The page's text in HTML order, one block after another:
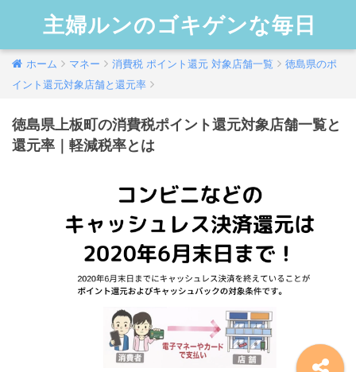
主婦ルンのゴキゲンな毎日
ホーム マネー 消費税 ポイント還元 対象店舗一覧
徳島県のポ
イント還元対象店舗と還元率
徳島県上板町の消費税ポイント還元対象店舗一覧と
還元率｜軽減税率とは